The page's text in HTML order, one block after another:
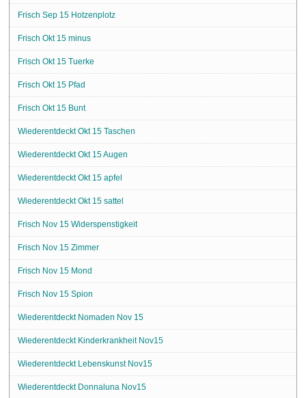
Frisch Sep 15 Hotzenplotz
Frisch Okt 15 minus
Frisch Okt 15 Tuerke
Frisch Okt 15 Pfad
Frisch Okt 15 Bunt
Wiederentdeckt Okt 15 Taschen
Wiederentdeckt Okt 15 Augen
Wiederentdeckt Okt 15 apfel
Wiederentdeckt Okt 15 sattel
Frisch Nov 15 Widerspenstigkeit
Frisch Nov 15 Zimmer
Frisch Nov 15 Mond
Frisch Nov 15 Spion
Wiederentdeckt Nomaden Nov 15
Wiederentdeckt Kinderkrankheit Nov15
Wiederentdeckt Lebenskunst Nov15
Wiederentdeckt Donnaluna Nov15